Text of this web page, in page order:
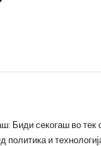
Биди секогаш во тек
политика и